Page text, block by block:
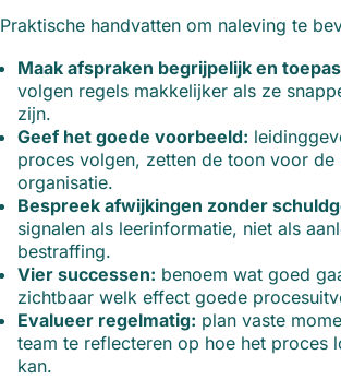
Praktische handvatten om naleving te
Maak afspraken begrijpelijk en
volgen regels makkelijker als ze
zijn.
Geef het goede voorbeeld:
proces volgen, zetten de toon voor de
organisatie.
Bespreek afwijkingen zonder
signalen als leerinformatie, niet als
bestraffing.
Vier successen: benoem wat goed
zichtbaar welk effect goede
Evalueer regelmatig: plan vaste
team te reflecteren op hoe het proces
kan.